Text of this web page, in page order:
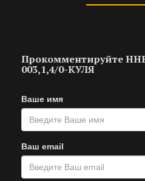
Прокомментируйте
003,1,4/0-КУЛЯ
Ваше имя
Ваш email